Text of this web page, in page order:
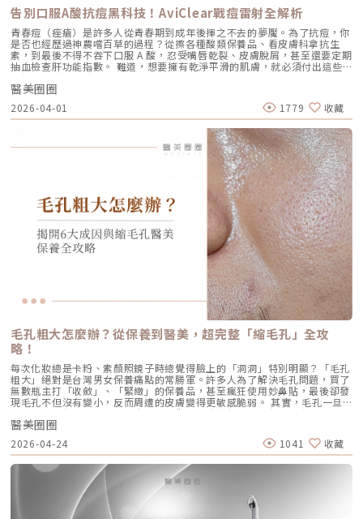
忙碌但仍想維持好氣色的族群非常友善。璞菲洛療程建議與效果說明璞菲洛
建議以三次療程為一完整週期，前兩次治療間隔約30天，第三次則可延長至
4至6個月後進行。必要時，醫師會根據患者肌膚老化程度，評估是否安排加
強治療，以達到最佳效果。大部分患者在首次治療後約2至4週，能感受到肌
膚保濕度提升與質感柔嫩。完整療程結束後，肌膚彈性、細緻度與毛孔緊實
度明顯改善，效果可維持數月，期間因人而異，與個人膚質及保養習慣相
關。針對肌膚老化較嚴重的患者，醫師會提供客製化療程方案，確保治療成
效符合期待。為何完成完整療程後仍需定期補打？雖然Profhilo在第一年完
成三次療程後，可促進皮膚彈力蛋白的新生，但其成分會在體內逐漸代謝，
約在施打後28天開始減少。儘管如此，Profhilo所啟動的生物刺激作用能持
續約3個月左右。隨著時間流逝，皮膚的保濕度與細胞活化功能會逐漸降
低，肌膚質感可能回復至治療前的狀態。加上年齡增長與環境壓力，皮膚細
胞活力下降，因此建議每3至4個月進行一次補打，持續激活肌膚，維持年輕
健康。一項針對40至65歲受試者的研究顯示，接受兩次Profhilo注射（間
隔30天）後，在1個月與4個月的評估中，皮膚彈性與保濕度均有顯著提
升，且效果可維持至少4個月。受試者自我評估亦反映皺紋減少、肌膚更緊
緻，印證持續治療的重要性。（參考來源：Sparavigna et al., 2022）璞
菲洛療程前後注意事項術前： 停止服用抗凝血藥物（如阿斯匹靈、維他命
E） 治療當天避免化妝、飲酒 保持作息規律，避免熬夜與重度壓力術後：
24小時內避免按摩施打部位 三天內避免劇烈運動與三溫暖 一週內避免臉部
熱敷與刺激性護膚產品 建議加強保濕、防曬，幫助效果延長璞菲洛副作用
與風險Profhilo屬於非交聯玻尿酸，不含化學交聯劑，生物相容性極佳，副
作用相對少。常見輕微反應包括： 注射處短暫腫脹、微紅 局部輕微瘀青
（數日內可自行消退） 極少數人可能會有輕微搔癢或壓痛感，通常在數天
內緩解※ 選擇合法診所與原廠授權產品，是避免療程風險最關鍵的因素。
為什麼 Profhilo 成為新一代醫美趨勢？隨著醫美觀念的演變，越來越多人
追求自然、柔和的改善效果，不希望臉部看起來僵硬或過度膨脹。Profhilo
與傳統填充型療程最大的不同，在於它獨特的「重建」式作用。Profhilo
並非單純地填補，而是將高濃度玻尿酸均勻分布於肌膚真皮層，從底層刺激
膠原蛋白與彈力蛋白新生，啟動肌膚的自我修復能力，讓效果柔和自然，能
有效降低傳統填充物可能帶來的異物感，也更貼近肌膚自然老化的邏輯。此
外，Profhilo 完美契合了當前醫美市場「微侵入式」與「預防型保養」的
趨勢。它填補了日常保養品與侵入式手術之間的空缺，不需像肉毒桿菌那樣
限制表情，也不需要像手術拉皮那樣漫長的恢復期。對於生活忙碌、注重效
率的現代人來說，這讓它更容易被接受，成為許多人延緩老化、提升膚質的
首選。臨床案例分享以下為原廠提供的實際案例，透過Profhilo逆時針療
程，觀察治療前後肌膚狀態的變化，供大家參考了解療程效果。璞菲洛
Profhilo常見Q&AQ1：PROFHILO和水光療程有什麼差別？ 水光著重在肌
膚表層補水，讓皮膚變得水嫩透亮；而PROFHILO作用層次更深，不只補
水，還能活化膠原蛋白、彈力蛋白等細胞修復，提升整體彈性與緊緻度。它
的特點是透過穩定擴散來刺激肌膚自我修復，不靠刺激或破壞，適合想全面
改善膚況的人。Q2：可以和電波、音波等療程搭配嗎？ 可與電波、音波等
療程搭配使用，建議間隔約兩週，具體施打順序與時間需由醫師評估。電
波、音波術後可加速肌膚修復並延長效果，但需等皮膚完全降溫後再進行
Profhilo療程。施打前請務必諮詢醫師，遵從專業建議安排療程。Q3：璞
墜。這類問題的根源在於 SMAS 筋膜層失去張力，需要透過美音二代深達
4.5mm 的聚焦能量，從地基進行「拉提」。2.2 表皮鬆弛型（膚質鬆軟）
如果妳覺得臉部皮膚軟爛、毛孔粗大、布滿細紋，這通常是真皮層膠原蛋白
流失。此時我會建議以「無雙電波」或「鳳凰電波」為主，強化表層的「緊
緻」，若能搭配美音二代 1.5mm 或 3.0mm 的探頭進行分層治療，效果會
更全面。2.3 脂肪下移型（贅肉堆積）有些人老化表現是法令紋上方擠出一
塊肉，或是出現明顯的雙下巴。這類族群除了筋膜拉提，還需要美音二代對
脂肪組織產生的微熱效應來進行收斂，收緊鬆贅組織，恢復線條的俐落感。
三、 關於痛感與效果：二代真的不一樣嗎？「醫師，聽說美國音波非常
痛，是真的嗎？」這是許多客人心中的陰影。的確，第一代美國音波因其能
量輸出極為強悍扎實，對某些痛感較敏感的客人來說確實是一大挑戰。但
Ultherapy Prime（美音二代）在 2026 年能被醫美圈推崇，關鍵就在於它
大幅優化了「舒適度」。3.1 減痛技術的優化美音二代優化了能量輸出的波
型與頻率，使熱能釋放更加穩定均勻。在臨床操作中，我發現客人的耐受度
顯著提升，不再需要像早期那樣「痛到想哭」。 見效時間：治療當下因組
織受熱收縮，會有 10-20% 的即時拉提感。真正的巔峰效果會在術後 2–3
個月，隨著膠原蛋白的大量新生，輪廓會日益清晰。 維持時間：在規律的
生活作息下，一次優良的治療效果可維持 12–18 個月。四、 蔡醫師的減齡
處方箋：美音二代的精準佈點很多診所標榜「破千條」的音波，但我始終堅
持：條數不是越多越好，精準度才是關鍵。過多的能量可能造成脂肪萎縮
（臉凹），過少則無感。在辰美學，我會根據每一位客人的臉型厚薄、鬆弛
程度，規劃專屬的能量地圖。以下是 2026 年我常用的建議處方： 施作區
更好的「精緻度」，我常會建議在音波拉提後，搭配再生針（瑞德喜）進行
外輪廓的固定，或是以「混合式填充」補足流失的骨架支撐。這種「由內拉
提、由外固定」的複合思維，才是現代抗老的趨勢。五、 2026 醫美行情與
避坑建議當妳搜尋「美國音波二代價格」時，會發現市場行情落差很大。身
為醫師，我必須提醒大家，費用背後包含的是原廠探頭成本、儀器維護、以
及最重要的「醫師的技術與判讀經驗」。 認明原廠授權：施打前請掃描儀
器與探頭 QR Code，確保非水貨或非法翻新探頭。 選擇認證醫師：音波拉
提需要精準的解剖學知識，只有受過原廠培訓的醫師，才能在「安全邊界
內」將能量發揮到極致。六、 結語：愛美，是為了成就更好的自己我常
說，醫美的意義不在於把妳變成另外一個人，而在於「找回最巔峰狀態的
妳」。看著客人在治療後，重新對鏡子裡的自己露出自信的微笑，那是我身
為醫師最大的成就感。我會運用 Ultherapy Prime 美國音波第二代的精準
技術，結合我對面部結構的美感理解，悉心守護妳每一寸肌膚的張力。如果
您也對輪廓的流失感到焦慮，或者正猶豫哪種療程最適合自己，歡迎預約來
診間，讓我們在一個放鬆、透明的環境下，一起討論出最適合您的減齡計
畫。
告別口服A酸抗痘黑科技！AviClear戰痘雷射全解析
青春痘（痤瘡）是許多人從青春期到成年後揮之不去的夢魘。為了抗痘，你
是否也經歷過神農嚐百草的過程？從擦各種酸類保養品、看皮膚科拿抗生
素，到最後不得不吞下口服 A 酸，忍受嘴唇乾裂、皮膚脫屑，甚至還要定期
抽血檢查肝功能指數。 難道，想要擁有乾淨平滑的肌膚，就必須付出這些
代價嗎？ 隨著醫學美容科技的進步，抗痘治療終於迎來了劃時代的突破。
全球首款獲得美國 FDA 認證，專門針對「皮脂腺」進行治療的 AviClear 戰
痘雷射 正式問世。它主打不需依賴藥物、無嚴重副作用，透過專利
1726nm 波長雷射，從根源「關閉」過度活躍的皮脂腺。 這篇文章將帶你
全面深入了解 AviClear 戰痘雷射的作用原理、與傳統治療的差異、療程細
節以及真實的術後效果，幫助你評估這項抗痘黑科技是否適合自己。為什麼
痘痘總是反覆發作？看懂萬惡之源「皮脂腺」在認識 AviClear 戰痘雷射之
前，我們必須先了解痘痘（痤瘡）究竟是怎麼形成。青春痘的生成機制主要
包含四大關鍵： 皮脂分泌過盛：受到賀爾蒙、壓力、飲食或基因影響，皮
脂腺製造出過多的油脂。 毛囊角化異常：老廢角質無法正常代謝，與油脂
混合後堵塞毛孔，形成粉刺。 痤瘡桿菌增生：堵塞的無氧毛孔成為痤瘡桿
菌（C. acnes）的溫床，細菌大量繁殖。 發炎反應：細菌代謝物引發免疫
反應，導致紅腫、化膿，形成嚴重的囊腫型或膿皰型痘痘。在這四個環節
中，「皮脂分泌過盛」是啟動後續一連串災難的開關。傳統的治療方式，如
抗生素主要針對殺菌；外用酸類主要針對去角質。唯有口服 A 酸能夠有效抑
制皮脂腺分泌，這也是為什麼口服 A 酸過去被視為治療嚴重痘痘的終極武
器。然而，口服 A 酸伴隨著全身性的副作用。而 AviClear 戰痘雷射的誕
生，就是為了一次解決這個痛點：我們能不能在不吃藥的情況下，精準且長
效地控制皮脂腺？什麼是 AviClear 戰痘雷射？解密 1726nm 的物理奇蹟
AviClear 戰痘雷射是一台利用特定波長光能來治療痤瘡的醫療儀器。它的核
心技術在於突破性的1726nm 波長雷射。1. 為什麼是 1726nm 波長？「專
吃油脂」的標靶治療在雷射醫學中，不同的波長會被不同的目標物（如黑色
素、血紅素、水分）吸收。1726nm 這個波長非常特殊，它在人體組織
中，被皮脂（油脂）吸收的效率，大約是被水分吸收的 2 倍。當 AviClear
的雷射光束打入真皮層時，能量會精準地被富含油脂的「皮脂腺」大量吸
收，進而產生熱能。這些熱能會破壞過度活躍的皮脂腺細胞，變得萎縮、分
泌量大幅下降。當沒有過多的油脂，毛孔就不易堵塞，痤瘡桿菌也失去了生
存的養分，痘痘自然就失去了生長的溫床。2. AviCool™ 藍寶石冷卻系統：
保護表皮，大幅提升舒適度既然要用熱能破壞深層的皮脂腺，表皮會不會被
燙傷？這正是 AviClear 的另一項核心專利。機器配備了專屬的 AviCool™
藍寶石接觸式冷卻系統。在雷射擊發前、擊發中與擊發後，冷卻系統會持續
將表皮溫度維持在安全的低溫狀態。這不僅能防止表皮熱傷害、避免術後反
黑，更大幅降低了療程中的痛感，讓患者在不需要敷麻藥的情況下（視個人
耐受度而定），也能順利完成治療。AviClear 戰痘雷射 vs. 藍雷射與傳統療
法：抗痘金大PK過去我們面對嚴重的青春痘，「吞口服A酸」幾乎是唯一的
終極解方。然而，隨著光電科技的突破，現代的醫美抗痘已經邁入了「精準
破壞皮脂腺」的新紀元。目前市面上討論度最高的兩大抗痘黑科技，分別是
AviClear 戰痘雷射與 CAPRI 藍雷射。雖然兩者都主打不吃藥、從根源控
油，但在波長與作用機制上卻有著根本的差異。我們該如何選擇？它們與傳
醫美圈圈
2026-04-01 1779 收藏
毛孔粗大怎麼辦？從保養到醫美，超完整「縮毛孔」全攻
略！
每次化妝總是卡粉、素顏照鏡子時總覺得臉上的「洞洞」特別明顯？「毛孔
粗大」絕對是台灣男女保養痛點的常勝軍。許多人為了解決毛孔問題，買了
無數瓶主打「收斂」、「緊緻」的保養品，甚至瘋狂使用妙鼻貼，最後卻發
現毛孔不但沒有變小，反而周遭的皮膚變得更敏感脆弱。 其實，毛孔一旦
被撐大，就像是被撐鬆的橡皮筋，光靠日常塗抹保養品是很難「完全逆轉」
的。想要有效改善毛孔粗大，我們必須先搞懂你的毛孔是哪一種「型」，才
能對症下藥！這篇文章將帶你從日常保養到專業醫美療程，全面拯救毛孔粗
大的終極對策。為什麼我的毛孔會變大？揭開毛孔粗大的 6大元兇在探討怎
麼解決之前，我們得先抓出讓毛孔變大的罪魁禍首。毛孔粗大絕對不是單一
原因造成的，通常是以下幾個因素交織而成的結果：1. 【油脂型毛孔】：中
東油田的擴建工程毛孔是皮脂排出的主要通道。當你的皮脂腺天生比較發
達，或是受到氣溫升高、荷爾蒙波動、常吃高油高糖食物影響，導致出油量
大增時，通道就會被迫「擴建」來排出這些大量油脂。2. 【角質型毛孔】：
通道堵塞引發的連鎖反應健康的肌膚會自然代謝老廢角質，但如果代謝異
醫美圈圈
2026-04-24 1041 收藏